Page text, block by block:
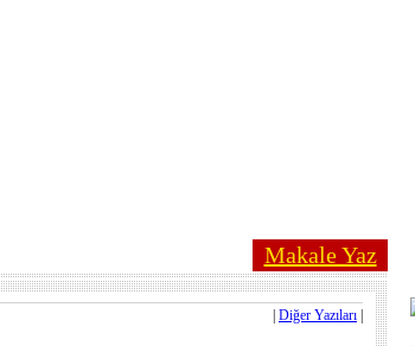
Makale Yaz
Diğer Yazıları